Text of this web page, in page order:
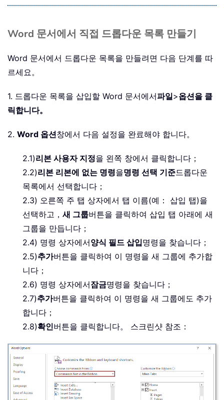
Word 문서에서 직접 드롭다운 목록 만들기
Word 문서에서 드롭다운 목록을 만들려면 다음 단계를 따
르세요。
1. 드롭다운 목록을 삽입할 Word 문서에서파일>옵션을 클
릭합니다。
2. Word 옵션창에서 다음 설정을 완료해야 합니다。
2.1)리본 사용자 지정을 왼쪽 창에서 클릭합니다；
2.2)리본 리본에 없는 명령을명령 선택 기준드롭다운
목록에서 선택합니다；
2.3) 오른쪽 주 탭 상자에서 탭 이름(예： 삽입 탭)을
선택하고， 새 그룹버튼을 클릭하여 삽입 탭 아래에 새
그룹을 만듭니다；
2.4) 명령 상자에서양식 필드 삽입명령을 찾습니다；
2.5)추가버튼을 클릭하여 이 명령을 새 그룹에 추가합
니다；
2.6) 명령 상자에서잠금명령을 찾습니다；
2.7)추가버튼을 클릭하여 이 명령을 새 그룹에도 추가
합니다；
2.8)확인버튼을 클릭합니다。 스크린샷 참조：